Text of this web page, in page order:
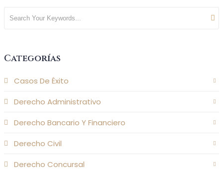
Categorías
Casos De Éxito
Derecho Administrativo
Derecho Bancario Y Financiero
Derecho Civil
Derecho Concursal